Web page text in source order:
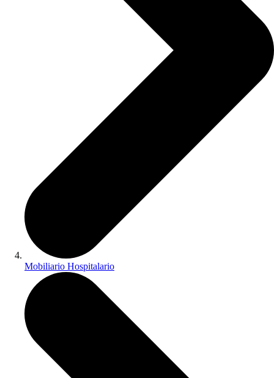
Mobiliario Hospitalario